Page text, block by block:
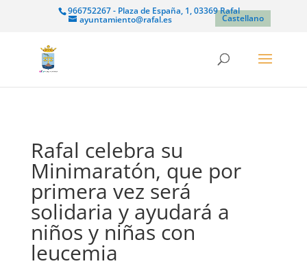
966752267 - Plaza de España, 1, 03369 Rafal
ayuntamiento@rafal.es Castellano
Rafal celebra su
Minimaratón, que por
primera vez será
solidaria y ayudará a
niños y niñas con
leucemia